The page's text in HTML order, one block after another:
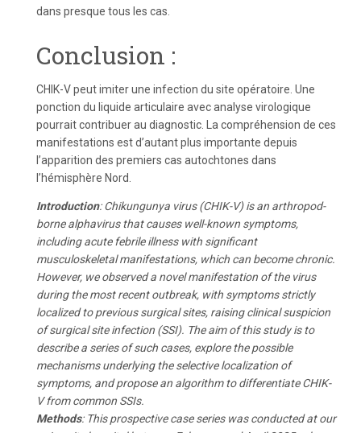
dans presque tous les cas.
Conclusion :
CHIK-V peut imiter une infection du site opératoire. Une
ponction du liquide articulaire avec analyse virologique
pourrait contribuer au diagnostic. La compréhension de ces
manifestations est d’autant plus importante depuis
l’apparition des premiers cas autochtones dans
l’hémisphère Nord.
Introduction: Chikungunya virus (CHIK-V) is an arthropod-
borne alphavirus that causes well-known symptoms,
including acute febrile illness with significant
musculoskeletal manifestations, which can become chronic.
However, we observed a novel manifestation of the virus
during the most recent outbreak, with symptoms strictly
localized to previous surgical sites, raising clinical suspicion
of surgical site infection (SSI). The aim of this study is to
describe a series of such cases, explore the possible
mechanisms underlying the selective localization of
symptoms, and propose an algorithm to differentiate CHIK-
V from common SSIs.
Methods: This prospective case series was conducted at our